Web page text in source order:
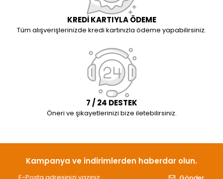
KREDİ KARTIYLA ÖDEME
Tüm alışverişlerinizde kredi kartınızla ödeme yapabilirsiniz.
7 / 24 DESTEK
Öneri ve şikayetlerinizi bize iletebilirsiniz.
Kampanya ve indirimlerden haberdar olun.